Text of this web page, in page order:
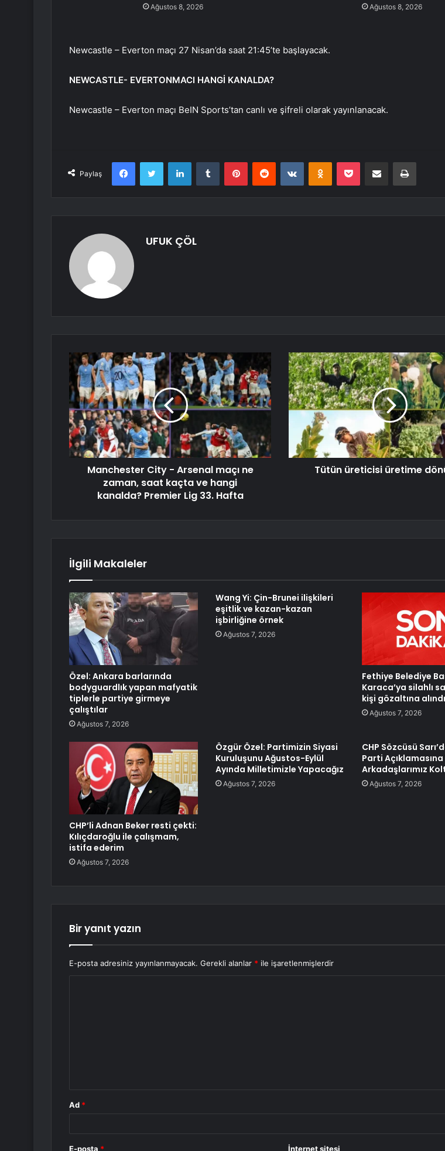
Ağustos 8, 2026 Ağustos 8, 2026
Newcastle – Everton maçı 27 Nisan’da saat 21:45’te başlayacak.
NEWCASTLE- EVERTONMACI HANGİ KANALDA?
Newcastle – Everton maçı BeIN Sports’tan canlı ve şifreli olarak yayınlanacak.
Paylaş
FacebookTwitter LinkedInTumblr PinterestReddit VKontakteOdnoklassniki
Pocket E-Posta ile paylaş Yazdır
UFUK ÇÖL
Manchester City - Arsenal maçı ne
zaman, saat kaçta ve hangi
kanalda? Premier Lig 33. Hafta
Tütün üreticisi üretime
İlgili Makaleler
Özel: Ankara barlarında
bodyguardlık yapan mafyatik
tiplerle partiye girmeye
çalıştılar
Ağustos 7, 2026
Wang Yi: Çin-Brunei ilişkileri
eşitlik ve kazan-kazan
işbirliğine örnek
Ağustos 7, 2026
Fethiye Belediye
Karaca’ya silahlı
kişi gözaltına alındı
Ağustos 7, 2026
CHP’li Adnan Beker resti çekti:
Kılıçdaroğlu ile çalışmam,
istifa ederim
Ağustos 7, 2026
Özgür Özel: Partimizin Siyasi
Kuruluşunu Ağustos-Eylül
Ayında Milletimizle Yapacağız
Ağustos 7, 2026
CHP Sözcüsü
Parti Açıklamasına
Arkadaşlarımız
Ağustos 7, 2026
Bir yanıt yazın
E-posta adresiniz yayınlanmayacak. Gerekli alanlar * ile işaretlenmişlerdir
Ad *
E-posta * İnternet sitesi